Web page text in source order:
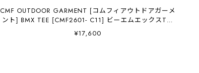
CMF OUTDOOR GARMENT [コムフィアウトドアガーメ
ント] BMX TEE [CMF2601- C11] ビーエムエックスTシ
ャツ・長袖Tシャツ・プリントT・クイックドライ・速
乾・オーバーサイズ・アウトドア・MEN'S / LADY'S
¥17,600